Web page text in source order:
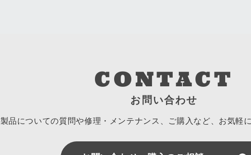
CONTACT
お問い合わせ
製品についての質問や修理・メンテナンス、ご購入など、 お気軽